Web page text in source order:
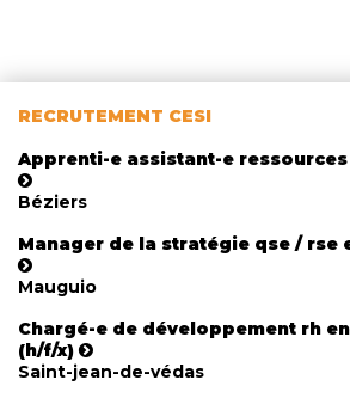
RECRUTEMENT CESI
Apprenti-e assistant-e
Béziers
Manager de la stratégie qse / rse
Mauguio
Chargé-e de développement rh
(h/f/x)
Saint-jean-de-védas